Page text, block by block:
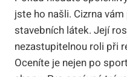
jste ho našli. Cizrna
stavebních látek. Její
nezastupitelnou roli při
Oceníte je nejen po